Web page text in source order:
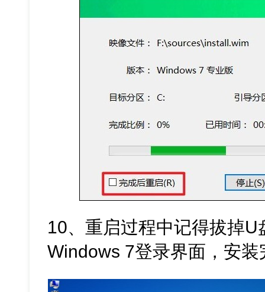
10、重启过程中记得拔掉
Windows 7登录界面，安装